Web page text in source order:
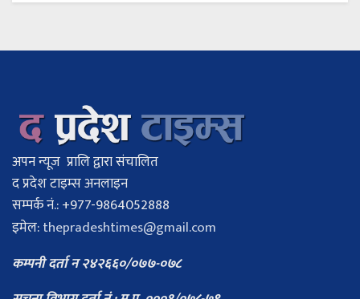
अपन न्यूज प्रालि द्वारा संचालित
द प्रदेश टाइम्स अनलाइन
सम्पर्क नं.: +977-9864052888
इमेल:thepradeshtimes@gmail.com
कम्पनी दर्ता न २४२६६०/०७७-०७८